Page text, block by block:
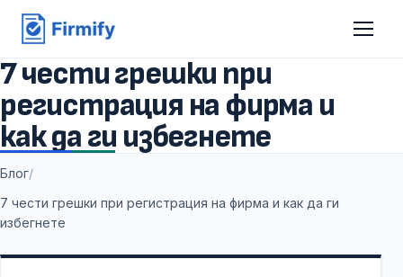
7 чести грешки при
регистрация на фирма и
как да ги избегнете
Блог/
7 чести грешки при регистрация на фирма и как да ги
избегнете